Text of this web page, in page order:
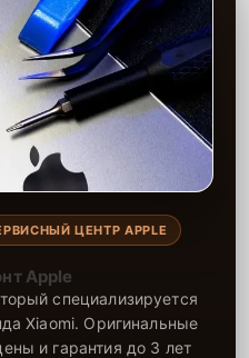
ЦЕНТР APPLE
Apple
специализируется
Xiaomi. Оригинальные
и гарантия до 3 лет